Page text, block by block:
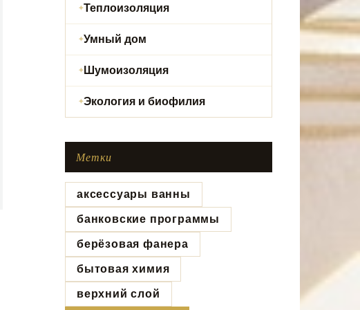
Теплоизоляция
Умный дом
Шумоизоляция
Экология и биофилия
Метки
аксессуары ванны
банковские программы
берёзовая фанера
бытовая химия
верхний слой